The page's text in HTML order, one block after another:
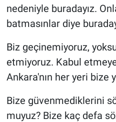
nedeniyle buradayız.
batmasınlar diye
Biz geçinemiyoruz,
etmiyoruz. Kabul
Ankara'nın her yeri bize
Bize güvenmediklerini
muyuz? Bize kaç defa